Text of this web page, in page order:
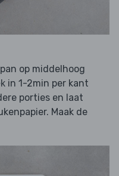
op middelhoog
in 1-2min per kant
porties en laat
Maak de